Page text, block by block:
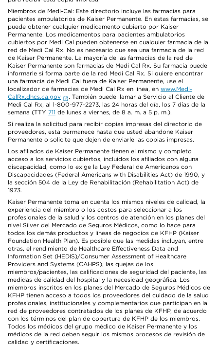
Miembros de Medi-Cal: Este directorio incluye las farmacias para
pacientes ambulatorios de Kaiser Permanente. En estas farmacias, se
puede obtener cualquier medicamento cubierto por Kaiser
Permanente. Los medicamentos para pacientes ambulatorios
cubiertos por Medi Cal pueden obtenerse en cualquier farmacia de la
red de Medi Cal Rx. No es necesario que sea una farmacia de la red
de Kaiser Permanente. La mayoría de las farmacias de la red de
Kaiser Permanente son farmacias de Medi Cal Rx. Su farmacia puede
informarle si forma parte de la red Medi Cal Rx. Si quiere encontrar
una farmacia de Medi Cal fuera de Kaiser Permanente, use el
localizador de farmacias de Medi Cal Rx en línea, en www.Medi-
CalRx.dhcs.ca.gov
. También puede llamar a Servicio al Cliente de
Medi Cal Rx, al 1-800-977-2273, las 24 horas del día, los 7 días de la
semana (TTY 711 de lunes a viernes, de 8 a. m. a 5 p. m.).
Si realiza la solicitud para recibir copias impresas del directorio de
proveedores, esta permanece hasta que usted abandone Kaiser
Permanente o solicite que dejen de enviarle las copias impresas.
Los afiliados de Kaiser Permanente tienen el mismo y completo
acceso a los servicios cubiertos, incluidos los afiliados con alguna
discapacidad, como lo exige la Ley Federal de Americanos con
Discapacidades (Federal Americans with Disabilities Act) de 1990, y
la sección 504 de la Ley de Rehabilitación (Rehabilitation Act) de
1973.
Kaiser Permanente toma en cuenta los mismos niveles de calidad, la
experiencia del miembro o los costos para seleccionar a los
profesionales de la salud y los centros de atención en los planes del
nivel Silver del Mercado de Seguros Médicos, como lo hace para
todos los demás productos y líneas de negocios de KFHP (Kaiser
Foundation Health Plan). Es posible que las medidas incluyan, entre
otras, el rendimiento de Healthcare Effectiveness Data and
Information Set (HEDIS)/Consumer Assessment of Healthcare
Providers and Systems (CAHPS), las quejas de los
miembros/pacientes, las calificaciones de seguridad del paciente, las
medidas de calidad del hospital y la necesidad geográfica. Los
miembros inscritos en los planes del Mercado de Seguros Médicos de
KFHP tienen acceso a todos los proveedores del cuidado de la salud
profesionales, institucionales y complementarios que participan en la
red de proveedores contratados de los planes de KFHP, de acuerdo
con los términos del plan de cobertura de KFHP de los miembros.
Todos los médicos del grupo médico de Kaiser Permanente y los
médicos de la red deben seguir los mismos procesos de revisión de
calidad y certificaciones.